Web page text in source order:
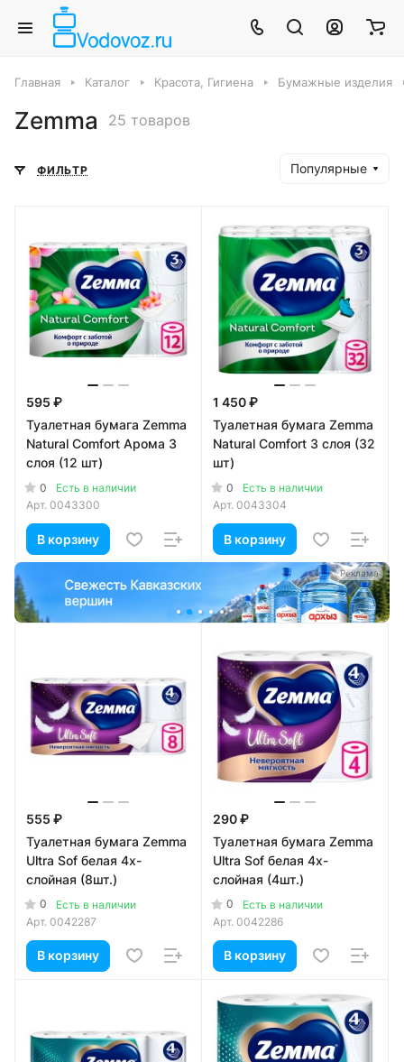
Главная Каталог Красота, Гигиена Бумажные изделия
Zemma 25 товаров
ФИЛЬТР Популярные
595 ₽
Туалетная бумага Zemma
Natural Comfort Арома 3
слоя (12 шт)
0
Есть в наличии
Арт. 0043300
В корзину
Реклама
1 450 ₽
Туалетная бумага Zemma
Natural Comfort 3 слоя (32
шт)
0
Есть в наличии
Арт. 0043304
В корзину
555 ₽
Туалетная бумага Zemma
Ultra Sof белая 4х-
слойная (8шт.)
0
Есть в наличии
Арт. 0042287
В корзину
290 ₽
Туалетная бумага Zemma
Ultra Sof белая 4х-
слойная (4шт.)
0
Есть в наличии
Арт. 0042286
В корзину